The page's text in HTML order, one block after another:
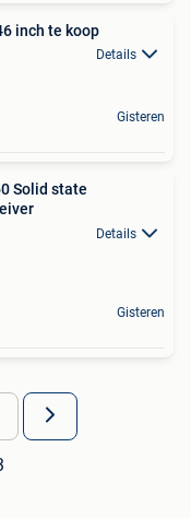
inch te koop
Details
Gisteren
Solid state
Details
Gisteren